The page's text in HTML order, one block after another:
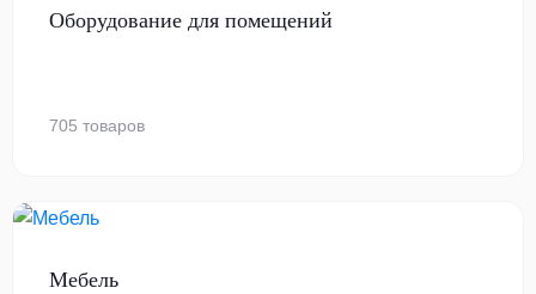
Оборудование для помещений
705 товаров
Мебель